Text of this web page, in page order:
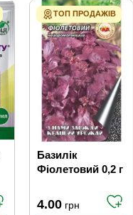
ТОП ПРОДАЖІВ
Базилік
Фіолетовий 0,2 г
4.00 грн